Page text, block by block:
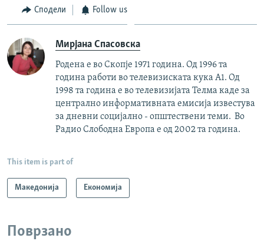
Сподели Follow us
Мирјана Спасовска
Родена е во Скопје 1971 година. Од 1996 та
година работи во телевизиската кука А1. Од
1998 та година е во телевизијата Телма каде за
централно информативната емисија известува
за дневни социјално - општествени теми. Во
Радио Слободна Европа е од 2002 та година.
This item is part of
Македонија Економија
Поврзано